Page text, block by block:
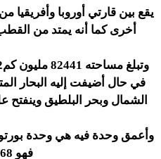
يقع بين قارتي أوروبا وأفريقيا
أخرى كما أنه يمتد من
في حال أضيفت إليه البحار
الشمال وبحر البلطيق
فهو 3868 م.